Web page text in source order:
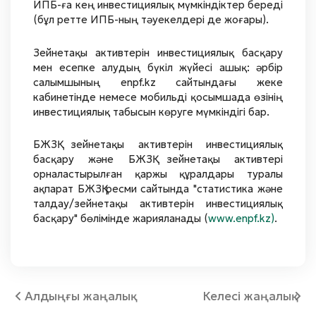
ИПБ-ға кең инвестициялық мүмкіндіктер береді
(бұл ретте ИПБ-ның тәуекелдері де жоғары).
Зейнетақы активтерін инвестициялық басқару
мен есепке алудың бүкіл жүйесі ашық: әрбір
салымшының enpf.kz сайтындағы жеке
кабинетінде немесе мобильді қосымшада өзінің
инвестициялық табысын көруге мүмкіндігі бар.
БЖЗҚ зейнетақы активтерін инвестициялық
басқару және БЖЗҚ зейнетақы активтері
орналастырылған қаржы құралдары туралы
ақпарат БЖЗҚ ресми сайтында "статистика және
талдау/зейнетақы активтерін инвестициялық
басқару" бөлімінде жарияланады (www.enpf.kz).
Алдыңғы жаңалық Келесі жаңалық